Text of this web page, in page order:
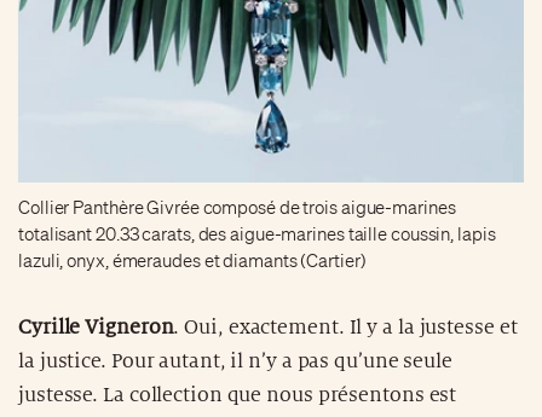
Collier Panthère Givrée composé de trois aigue-marines
totalisant 20.33 carats, des aigue-marines taille coussin, lapis
lazuli, onyx, émeraudes et diamants (Cartier)
Cyrille Vigneron. Oui, exactement. Il y a la justesse et
la justice. Pour autant, il n’y a pas qu’une seule
justesse. La collection que nous présentons est